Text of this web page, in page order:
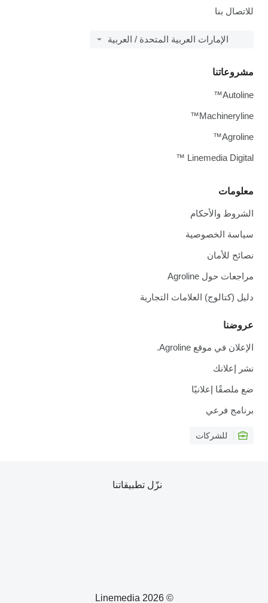
للاتصال بنا
الإمارات العربية المتحدة / العربية
معلومات
الشروط والأحكام
سياسة الخصوصية
نصائح للأمان
مراجعات حول Agroline
دليل (كتالوج) العلامات التجارية
عروضنا
الإعلان في موقع Agroline.
نشر إعلانك
ضع ملصقًا إعلانيًا
برنامج فرعي
للشركات
مشروعاتنا
Autoline™
Machineryline™
Agroline™
Linemedia Digital ™
© 2026 Linemedia
نزّل تطبيقاتنا